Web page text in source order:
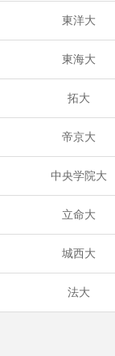
東洋大
東海大
拓大
帝京大
中央学院大
立命大
城西大
法大